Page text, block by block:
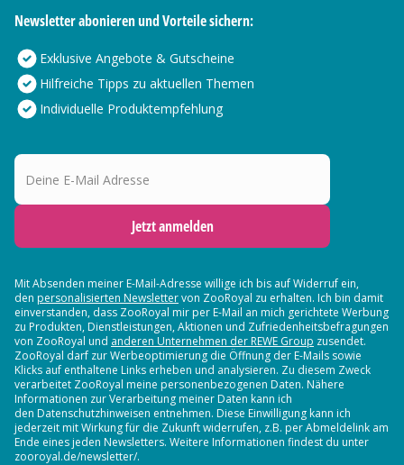
Newsletter abonieren und Vorteile sichern:
Exklusive Angebote & Gutscheine
Hilfreiche Tipps zu aktuellen Themen
Individuelle Produktempfehlung
Deine E-Mail Adresse
Jetzt anmelden
Mit Absenden meiner E-Mail-Adresse willige ich bis auf Widerruf ein,
den personalisierten Newslettervon ZooRoyal zu erhalten. Ich bin damit
einverstanden, dass ZooRoyal mir per E-Mail an mich gerichtete Werbung
zu Produkten, Dienstleistungen, Aktionen und Zufriedenheitsbefragungen
von ZooRoyal und anderen Unternehmen der REWE Group zusendet.
ZooRoyal darf zur Werbeoptimierung die Öffnung der E-Mails sowie
Klicks auf enthaltene Links erheben und analysieren. Zu diesem Zweck
verarbeitet ZooRoyal meine personenbezogenen Daten. Nähere
Informationen zur Verarbeitung meiner Daten kann ich
den Datenschutzhinweisen entnehmen. Diese Einwilligung kann ich
jederzeit mit Wirkung für die Zukunft widerrufen, z.B. per Abmeldelink am
Ende eines jeden Newsletters. Weitere Informationen findest du unter
zooroyal.de/newsletter/.